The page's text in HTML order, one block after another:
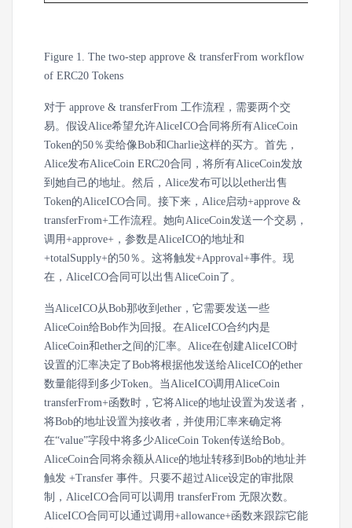
Figure 1. The two-step approve & transferFrom workflow
of ERC20 Tokens
对于 approve & transferFrom 工作流程，需要两个交
易。假设Alice希望允许AliceICO合同将所有AliceCoin
Token的50％卖给像Bob和Charlie这样的买方。首先，
Alice发布AliceCoin ERC20合同，将所有AliceCoin发放
到她自己的地址。然后，Alice发布可以以ether出售
Token的AliceICO合同。接下来，Alice启动+approve &
transferFrom+工作流程。她向AliceCoin发送一个交易，
调用+approve+，参数是AliceICO的地址和
+totalSupply+的50％。这将触发+Approval+事件。现
在，AliceICO合同可以出售AliceCoin了。
当AliceICO从Bob那收到ether，它需要发送一些
AliceCoin给Bob作为回报。在AliceICO合约内是
AliceCoin和ether之间的汇率。Alice在创建AliceICO时
设置的汇率决定了Bob将根据他发送给AliceICO的ether
数量能得到多少Token。当AliceICO调用AliceCoin
transferFrom+函数时，它将Alice的地址设置为发送者，
将Bob的地址设置为接收者，并使用汇率来确定将
在“value”字段中将多少AliceCoin Token传送给Bob。
AliceCoin合同将余额从Alice的地址转移到Bob的地址并
触发 +Transfer 事件。只要不超过Alice设定的审批限
制，AliceICO合同可以调用 transferFrom 无限次数。
AliceICO合同可以通过调用+allowance+函数来跟踪它能